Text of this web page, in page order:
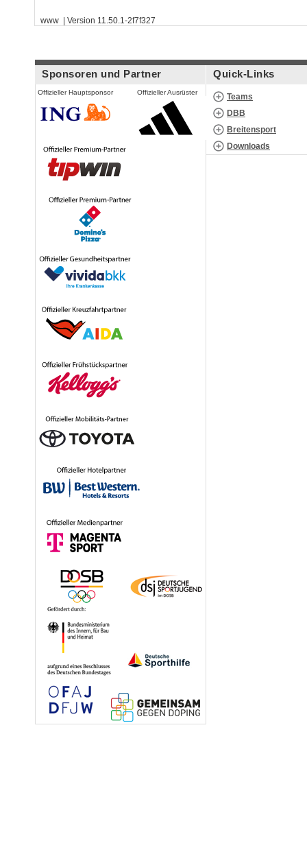
www | Version 11.50.1-2f7f327
Sponsoren und Partner
Offizieller Hauptsponsor Offizieller Ausrüster
Quick-Links
Teams
DBB
Breitensport
Downloads